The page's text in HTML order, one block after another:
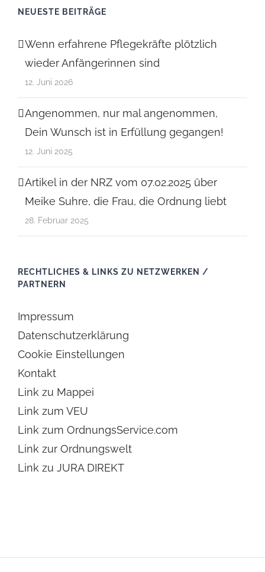
NEUESTE BEITRÄGE
Wenn erfahrene Pflegekräfte plötzlich
wieder Anfängerinnen sind
12. Juni 2026
Angenommen, nur mal angenommen,
Dein Wunsch ist in Erfüllung gegangen!
12. Juni 2025
Artikel in der NRZ vom 07.02.2025 über
Meike Suhre, die Frau, die Ordnung liebt
28. Februar 2025
RECHTLICHES & LINKS ZU NETZWERKEN /
PARTNERN
Impressum
Datenschutzerklärung
Cookie Einstellungen
Kontakt
Link zu Mappei
Link zum VEU
Link zum OrdnungsService.com
Link zur Ordnungswelt
Link zu JURA DIREKT